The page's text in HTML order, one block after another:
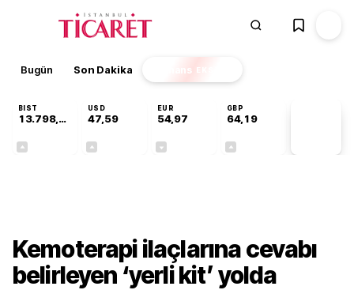
Bugün Son Dakika Finans EKSTRA
BIST
13.798,82
USD
47,59
EUR
54,97
GBP
64,19
Kemoterapi ilaçlarına cevabı
belirleyen ‘yerli kit’ yolda